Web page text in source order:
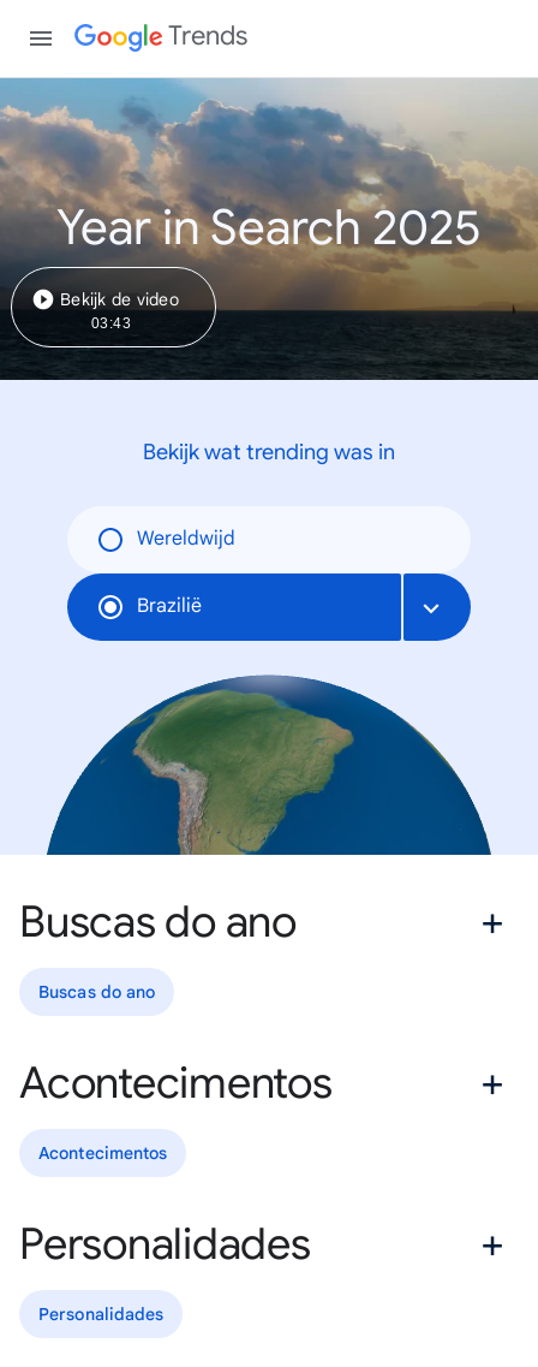
Trends
Year in Search 2025
Bekijk de video
03:43
Bekijk wat trending was in
Wereldwijd
Brazilië
Buscas do ano
Buscas do ano
Acontecimentos
Acontecimentos
Personalidades
Personalidades